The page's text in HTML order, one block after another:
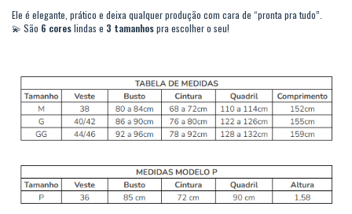
Ele é elegante, prático e deixa qualquer produção com cara de “pronta pra tudo”.
💫 São 6 coreslindas e 3 tamanhospra escolher o seu!